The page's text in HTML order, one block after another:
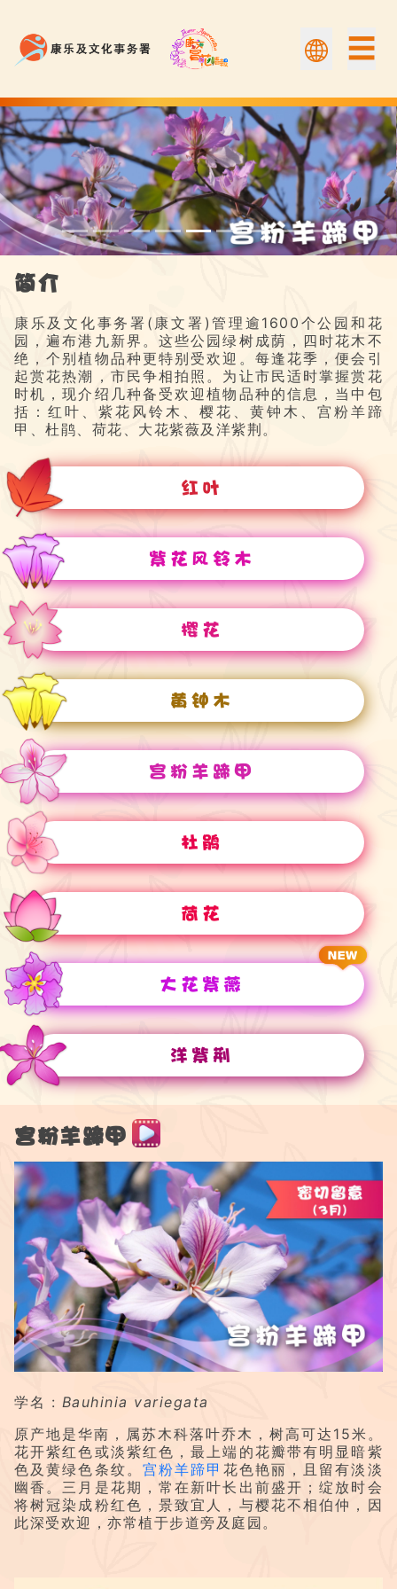
☰
宫粉羊蹄甲 | Flower Appreciation 康文賞花情報
简介
康乐及文化事务署(康文署)管理逾1600个公园和花
园，遍布港九新界。这些公园绿树成荫，四时花木不
绝，个别植物品种更特别受欢迎。每逢花季，便会引
起赏花热潮，市民争相拍照。为让市民适时掌握赏花
时机，现介绍几种备受欢迎植物品种的信息，当中包
括：红叶、紫花风铃木、樱花、黄钟木、宫粉羊蹄
甲、杜鹃、荷花、大花紫薇及洋紫荆。
红叶
紫花风铃木
樱花
黄钟木
宫粉羊蹄甲
杜鹃
荷花
大花紫薇
洋紫荆
宫粉羊蹄甲
学名 : Bauhinia variegata
原产地是华南，属苏木科落叶乔木，树高可达15米。
花开紫红色或淡紫红色，最上端的花瓣带有明显暗紫
色及黄绿色条纹。 宫粉羊蹄甲 花色艳丽，且留有淡淡
幽香。三月是花期，常在新叶长出前盛开；绽放时会
将树冠染成粉红色，景致宜人，与樱花不相伯仲，因
此深受欢迎，亦常植于步道旁及庭园。